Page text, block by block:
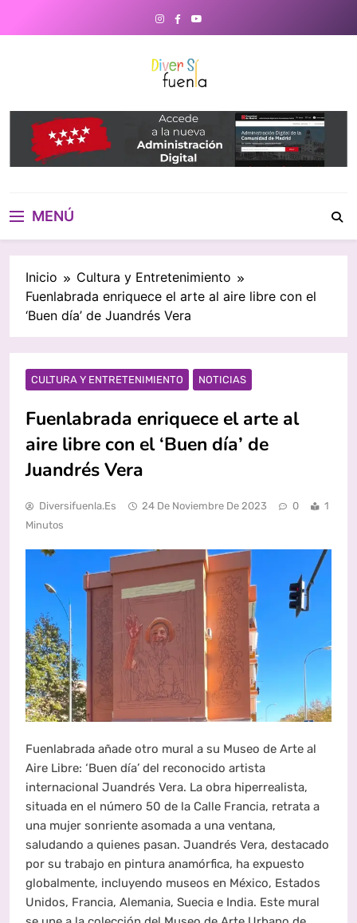
DiverSiFuenla
Diversifuenla – Tu medio digital
de referencia en Fuenlabrada.
Noticias, eventos culturales,
gastronomía y un directorio de
MENÚ
Inicio
Cultura y Entretenimiento
Fuenlabrada enriquece el arte al aire libre con el
‘Buen día’ de Juandrés Vera
CULTURA Y ENTRETENIMIENTO NOTICIAS
Fuenlabrada enriquece el arte al
aire libre con el ‘Buen día’ de
Juandrés Vera
Diversifuenla.es 24 De Noviembre De 2023 0
1
Minutos
Fuenlabrada añade otro mural a su Museo de Arte al
Aire Libre: ‘Buen día’ del reconocido artista
internacional Juandrés Vera. La obra hiperrealista,
situada en el número 50 de la Calle Francia, retrata a
una mujer sonriente asomada a una ventana,
saludando a quienes pasan. Juandrés Vera, destacado
por su trabajo en pintura anamórfica, ha expuesto
globalmente, incluyendo museos en México, Estados
Unidos, Francia, Alemania, Suecia e India. Este mural